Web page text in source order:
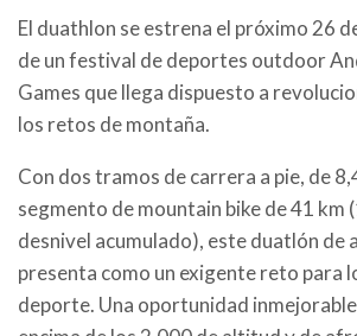
El duathlon se estrena el próximo 26
de un festival de deportes outdoor
Games que llega dispuesto a
los retos de montaña.
Con dos tramos de carrera a pie, de
segmento de mountain bike de 41 km
desnivel acumulado), este duatlón de
presenta como un exigente reto para
deporte. Una oportunidad